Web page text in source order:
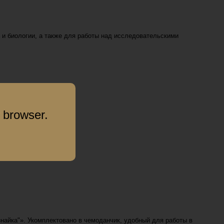
биологии, а также для работы над исследовательскими
Укомплектовано в чемоданчик, удобный для работы в